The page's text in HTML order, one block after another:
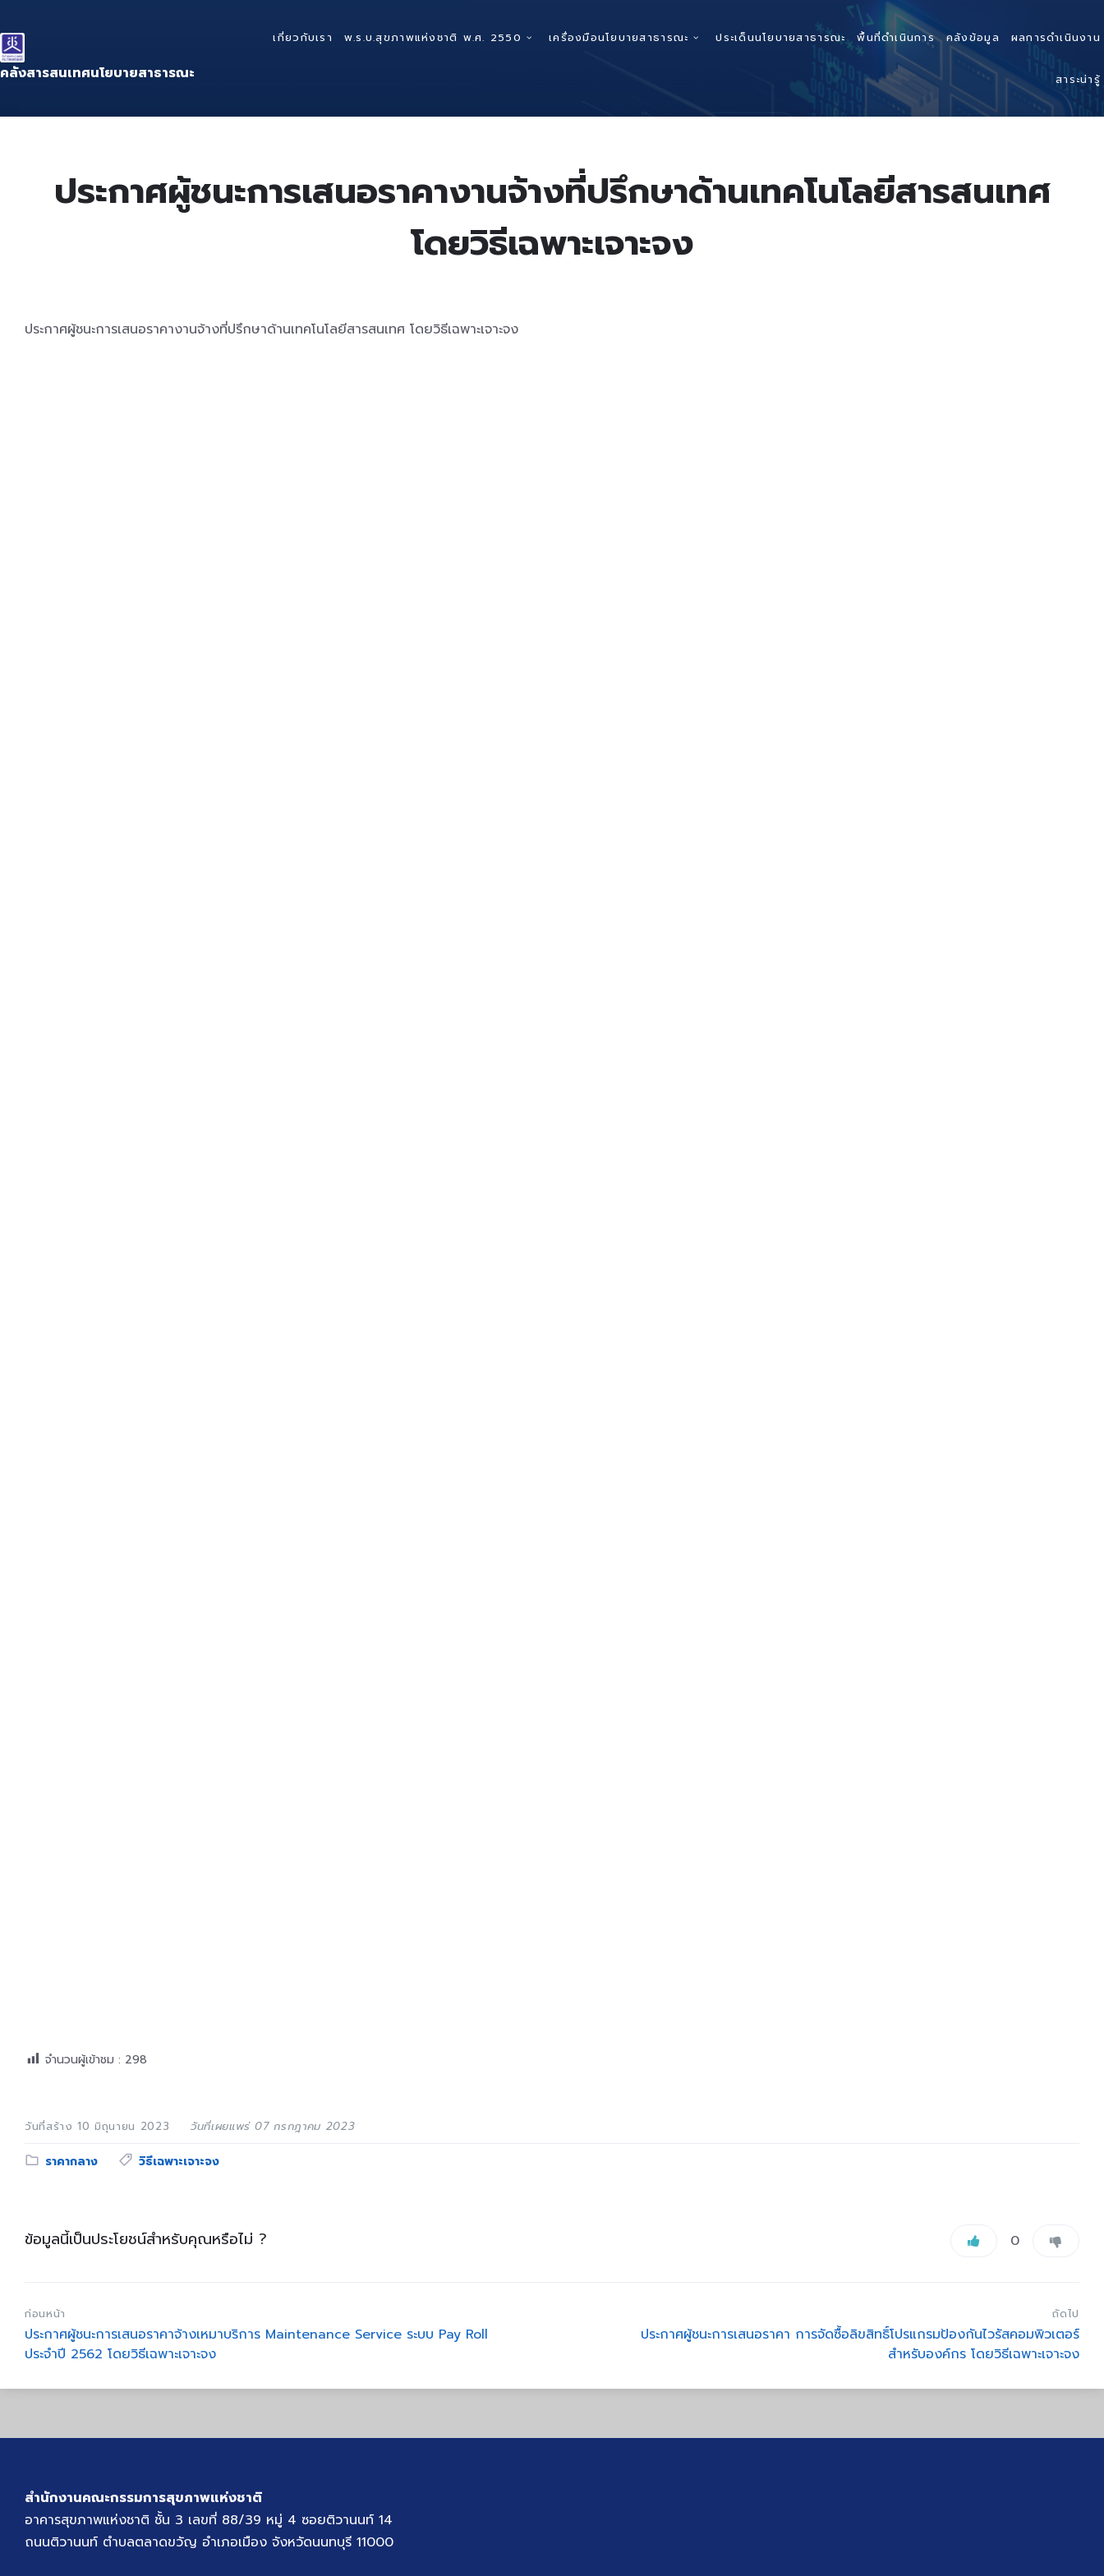
to
content
to
main
navigation
to
footer
คลังสารสนเทศนโยบายสาธารณะ
เกี่ยวกับเรา พ.ร.บ.สุขภาพแห่งชาติ พ.ศ. 2550 เครื่องมือนโยบายสาธารณะ ประเด็นนโยบายสาธารณะ พื้นที่ดำเนินการ คลังข้อมูล ผลการดำเนินงาน
สาระน่ารู้
ประกาศผู้ชนะการเสนอราคางานจ้างที่ปรึกษาด้านเทคโนโลยีสารสนเทศ
โดยวิธีเฉพาะเจาะจง
ประกาศผู้ชนะการเสนอราคางานจ้างที่ปรึกษาด้านเทคโนโลยีสารสนเทศ โดยวิธีเฉพาะเจาะจง
จำนวนผู้เข้าชม : 298
วันที่สร้าง 10 มิถุนายน 2023 วันที่เผยแพร่ 07 กรกฎาคม 2023
Category:
ราคากลาง Tags:
วิธีเฉพาะเจาะจง
ข้อมูลนี้เป็นประโยชน์สำหรับคุณหรือไม่ ? 0
ถัดไป
ประกาศผู้ชนะการเสนอราคา การจัดซื้อลิขสิทธิ์โปรแกรมป้องกันไวรัสคอมพิวเตอร์
สำหรับองค์กร โดยวิธีเฉพาะเจาะจง
ก่อนหน้า
ประกาศผู้ชนะการเสนอราคาจ้างเหมาบริการ Maintenance Service ระบบ Pay Roll
ประจำปี 2562 โดยวิธีเฉพาะเจาะจง
สำนักงานคณะกรรมการสุขภาพแห่งชาติ
อาคารสุขภาพแห่งชาติ ชั้น 3 เลขที่ 88/39 หมู่ 4 ซอยติวานนท์ 14
ถนนติวานนท์ ตำบลตลาดขวัญ อำเภอเมือง จังหวัดนนทบุรี 11000